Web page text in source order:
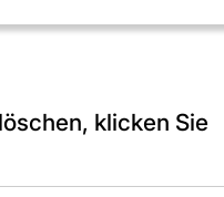
klicken Sie